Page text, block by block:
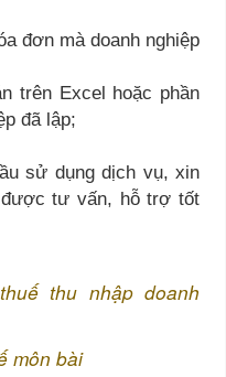
đơn mà doanh nghiệp
trên Excel hoặc phần
đã lập;
sử dụng dịch vụ, xin
tư vấn, hỗ trợ tốt
thu nhập doanh
môn bài